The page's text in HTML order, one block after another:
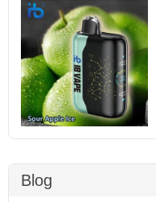
Blog